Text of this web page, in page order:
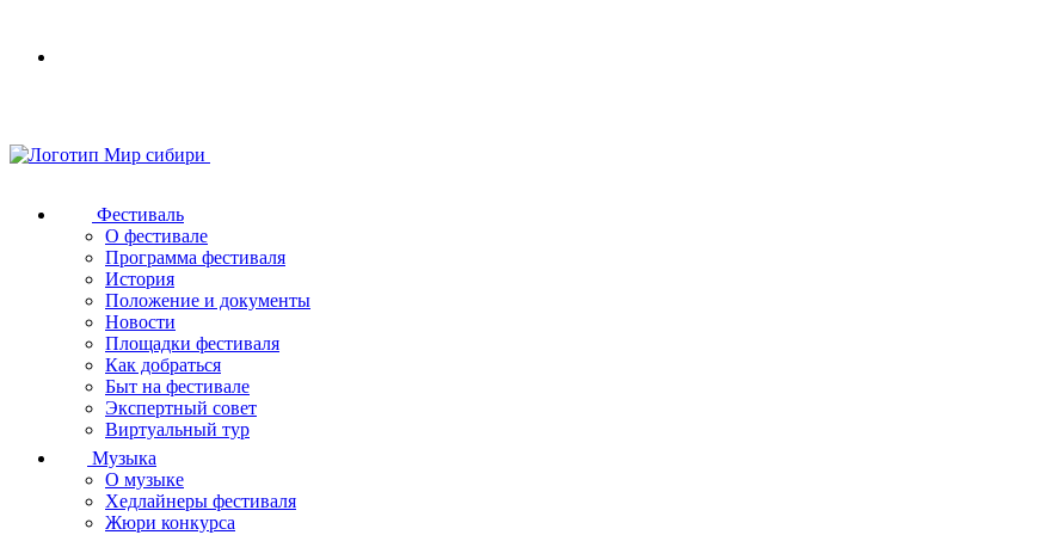
browser
Фестиваль
О фестивале
Программа фестиваля
История
Положение и документы
Новости
Площадки фестиваля
Как добраться
Быт на фестивале
Экспертный совет
Виртуальный тур
Музыка
О музыке
Хедлайнеры фестиваля
Жюри конкурса